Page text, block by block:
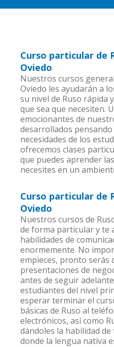
Curso particular de
Oviedo
Nuestros cursos
Oviedo les ayudarán a
su nivel de Ruso rápida
que sea que necesiten.
emocionantes de
desarrollados
necesidades de los
ofrecemos clases
que puedes aprender
necesites en un
Curso particular de
Oviedo
Nuestros cursos de
de forma particular y te
habilidades de
enormemente. No
empieces, pronto serás
presentaciones de
antes de seguir
estudiantes del nivel
esperar terminar el
básicas de Ruso al
electrónicos, así como
dándoles la habilidad
donde la lengua nativa